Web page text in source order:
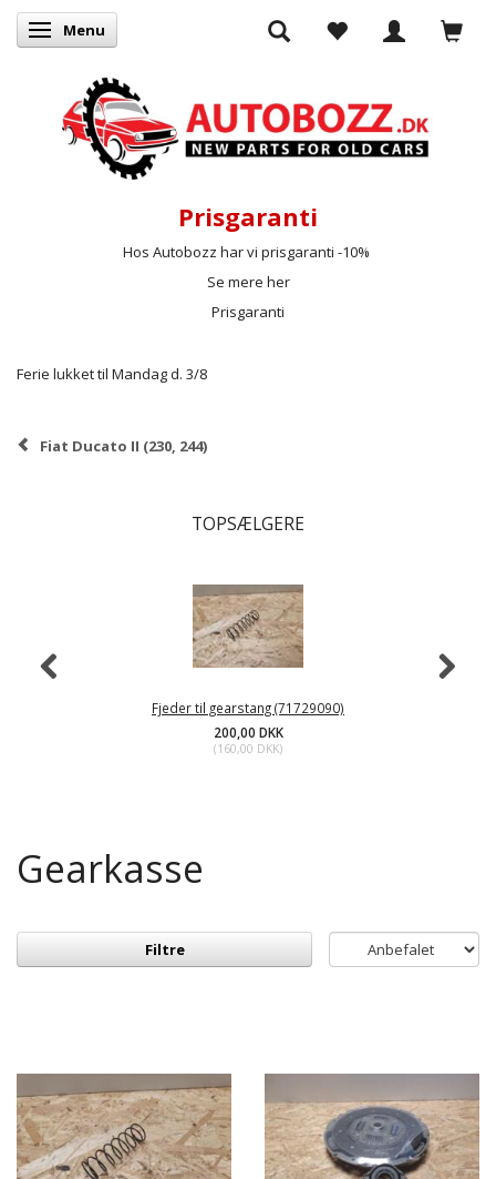
Skifte navigation
Menu
Prisgaranti
Hos Autobozz har vi prisgaranti -10%
Se mere her
Prisgaranti
Ferie lukket til Mandag d. 3/8
Fiat Ducato II (230, 244)
TOPSÆLGERE
Fjeder til gearstang (71729090)
200,00 DKK
(160,00 DKK)
Gearkasse
Filtre